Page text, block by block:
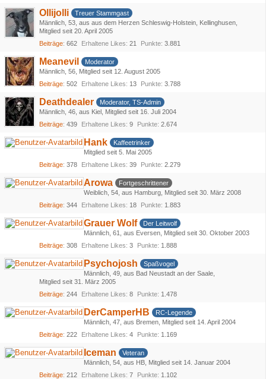
Ollijolli
Treuer Stammgast
Männlich 53 aus aus dem Herzen Schleswig-Holstein, Kellinghusen
Mitglied seit 20. April 2005
Beiträge 662 Erhaltene Likes 21 Punkte 3.881
Meanevil
Moderator
Männlich 56 Mitglied seit 12. August 2005
Beiträge 502 Erhaltene Likes 13 Punkte 3.788
Deathdealer
Moderator, TS-Admin
Männlich 46 aus Kiel Mitglied seit 16. Juli 2004
Beiträge 439 Erhaltene Likes 9 Punkte 2.674
Hank
Kaffeetrinker
Mitglied seit 5. Mai 2005
Beiträge 378 Erhaltene Likes 39 Punkte 2.279
Arowa
Fortgeschrittener
Weiblich 54 aus Hamburg Mitglied seit 30. März 2008
Beiträge 344 Erhaltene Likes 18 Punkte 1.883
Grauer Wolf
Der Leitwolf
Männlich 61 aus Eversen Mitglied seit 30. Oktober 2003
Beiträge 308 Erhaltene Likes 3 Punkte 1.888
Psychojosh
Spaßvogel
Männlich 49 aus Bad Neustadt an der Saale
Mitglied seit 31. März 2005
Beiträge 244 Erhaltene Likes 8 Punkte 1.478
DerCamperHB
RC-Legende
Männlich 47 aus Bremen Mitglied seit 14. April 2004
Beiträge 222 Erhaltene Likes 4 Punkte 1.169
Iceman
Veteran
Männlich 54 aus HB Mitglied seit 14. Januar 2004
Beiträge 212 Erhaltene Likes 7 Punkte 1.102